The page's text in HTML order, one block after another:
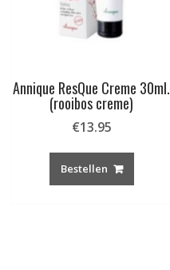
Annique ResQue Creme 30ml.
(rooibos creme)
€13.95
Bestellen